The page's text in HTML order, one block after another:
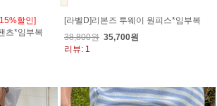
할인]
츠*임부복
[라벨D]리본즈 투웨이 원피스*임부복
38,800원 35,700원
리뷰: 1